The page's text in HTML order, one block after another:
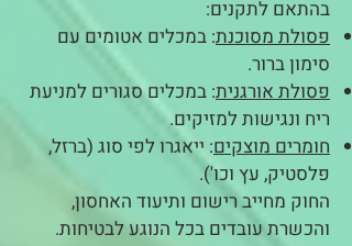
בהתאם לתקנים:
פסולת מסוכנת: במכלים אטומים עם
סימון ברור.
פסולת אורגנית: במכלים סגורים למניעת
ריח ונגישות למזיקים.
חומרים מוצקים: ייאגרו לפי סוג (ברזל,
פלסטיק, עץ וכו').
החוק מחייב רישום ותיעוד האחסון,
והכשרת עובדים בכל הנוגע לבטיחות.